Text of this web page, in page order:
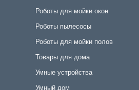
Роботы для мойки окон
Роботы пылесосы
Роботы для мойки полов
Товары для дома
Умные устройства
Умный дом